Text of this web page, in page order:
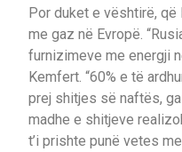
Por duket e vështirë,
me gaz në Evropë.
furnizimeve me energji
Kemfert. “60% e të
prej shitjes së naftës,
madhe e shitjeve
t’i prishte punë vetes